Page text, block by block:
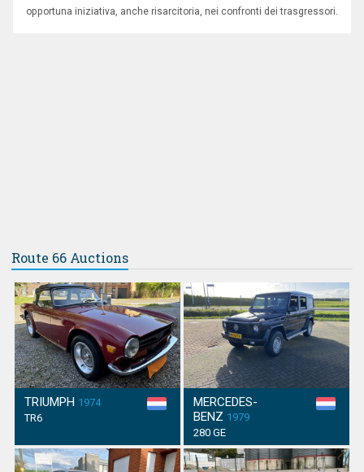
opportuna iniziativa, anche risarcitoria, nei confronti dei trasgressori.
Route 66 Auctions
TRIUMPH 1974
TR6
MERCEDES-
BENZ 1979
280 GE